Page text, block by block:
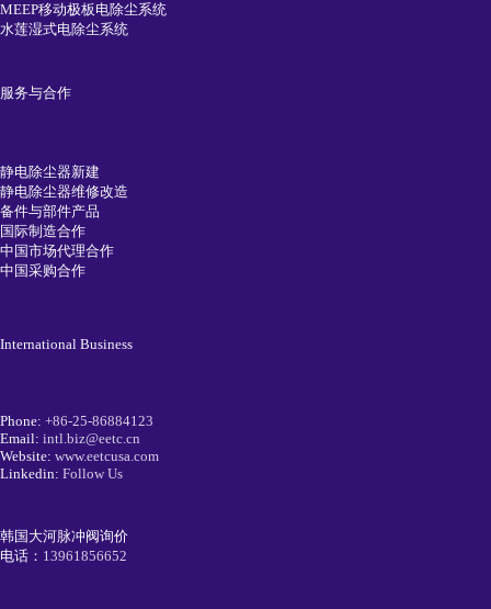
MEEP移动极板电除尘系统
水莲湿式电除尘系统
服务与合作
静电除尘器新建
静电除尘器维修改造
备件与部件产品
国际制造合作
中国市场代理合作
中国采购合作
International Business
Phone: +86-25-86884123
Email: intl.biz@eetc.cn
Website: www.eetcusa.com
Linkedin: Follow Us
韩国大河脉冲阀询价
电话： 13961856652